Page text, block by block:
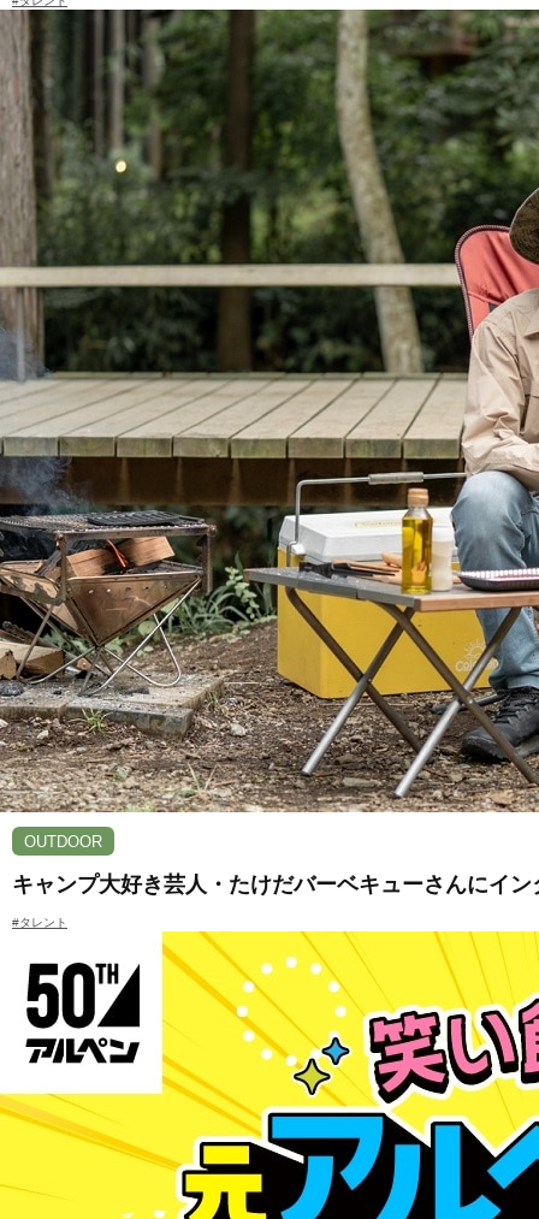
OUTDOOR
キャンプ大好き芸人・たけだバーベキューさんにイ
#タレント